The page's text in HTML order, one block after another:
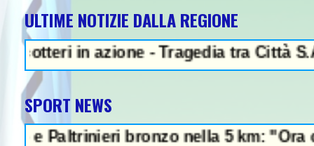
ULTIME NOTIZIE DALLA REGIONE
- Tragedia tra Città S.Angelo
SPORT NEWS
bronzo nella 5 km: "Ora ci
NEWS IN EVIDENZA -